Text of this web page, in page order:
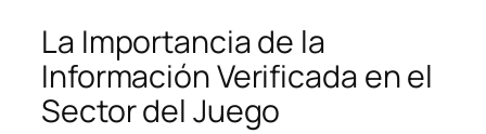
La Importancia de la
Información Verificada en el
Sector del Juego